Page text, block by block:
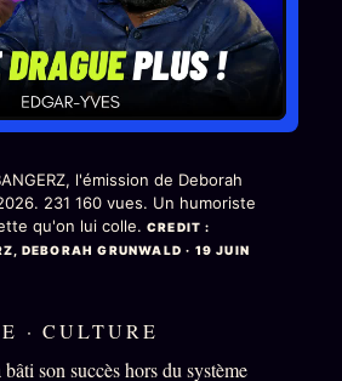
l'émission de Deborah
231 160 vues. Un humoriste
qu'on lui colle. CREDIT :
DEBORAH GRUNWALD · 19 JUIN
· CULTURE
son succès hors du système